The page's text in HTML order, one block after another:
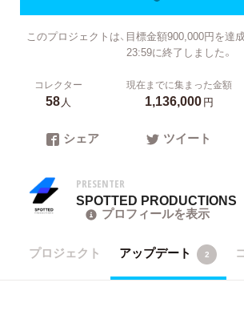
このプロジェクトは、目標金額900,000円を達
23:59に終了しました。
コレクター
58人
現在までに集まった金額
1,136,000円
シェア ツイート
PRESENTER
SPOTTED PRODUCTIONS
プロフィールを表示
プロジェクト アップデート 2